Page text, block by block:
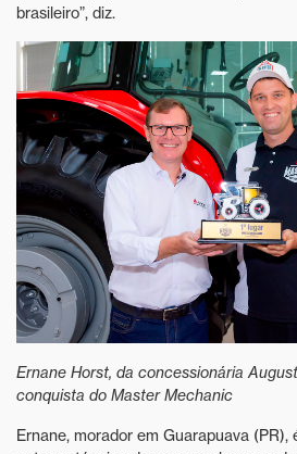
brasileiro”, diz.
Ernane Horst, da concessionária
conquista do Master Mechanic
Ernane, morador em Guarapuava (PR),